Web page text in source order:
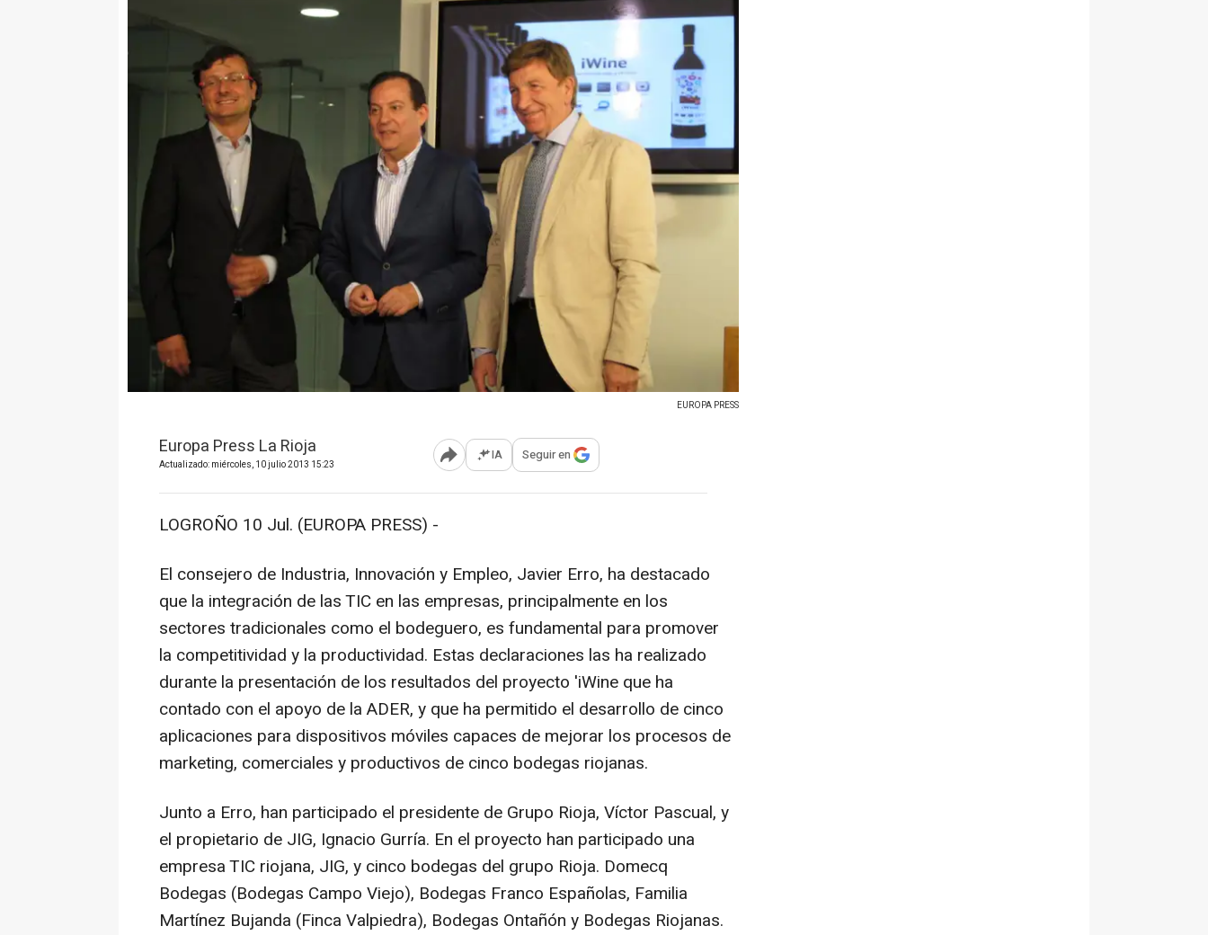
EUROPA PRESS
Europa Press La Rioja
Actualizado: miércoles, 10 julio 2013 15:23 Abrir opciones para compartir
IA Seguir en
LOGROÑO 10 Jul. (EUROPA PRESS) -
El consejero de Industria, Innovación y Empleo, Javier Erro, ha destacado
que la integración de las TIC en las empresas, principalmente en los
sectores tradicionales como el bodeguero, es fundamental para promover
la competitividad y la productividad. Estas declaraciones las ha realizado
durante la presentación de los resultados del proyecto 'iWine que ha
contado con el apoyo de la ADER, y que ha permitido el desarrollo de cinco
aplicaciones para dispositivos móviles capaces de mejorar los procesos de
marketing, comerciales y productivos de cinco bodegas riojanas.
Junto a Erro, han participado el presidente de Grupo Rioja, Víctor Pascual, y
el propietario de JIG, Ignacio Gurría. En el proyecto han participado una
empresa TIC riojana, JIG, y cinco bodegas del grupo Rioja. Domecq
Bodegas (Bodegas Campo Viejo), Bodegas Franco Españolas, Familia
Martínez Bujanda (Finca Valpiedra), Bodegas Ontañón y Bodegas Riojanas.